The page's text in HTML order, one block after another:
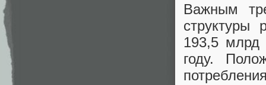
Важным
структуры
193,5 млрд
году.